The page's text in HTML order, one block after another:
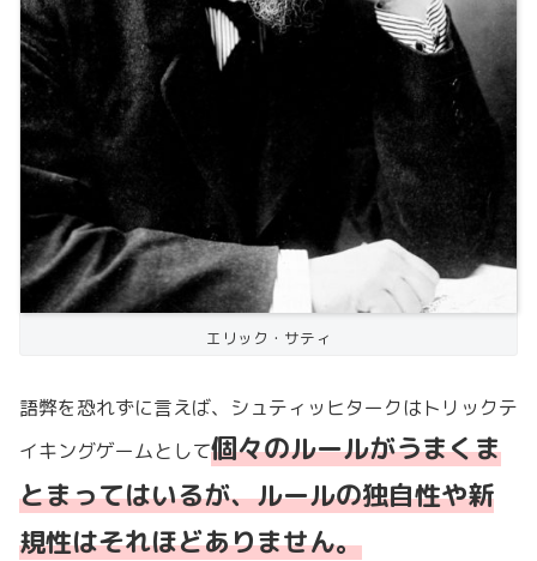
エリック・サティ
語弊を恐れずに言えば、シュティッヒタークはトリックテ
イキングゲームとして個々のルールがうまくま
とまってはいるが、ルールの独自性や新
規性はそれほどありません。